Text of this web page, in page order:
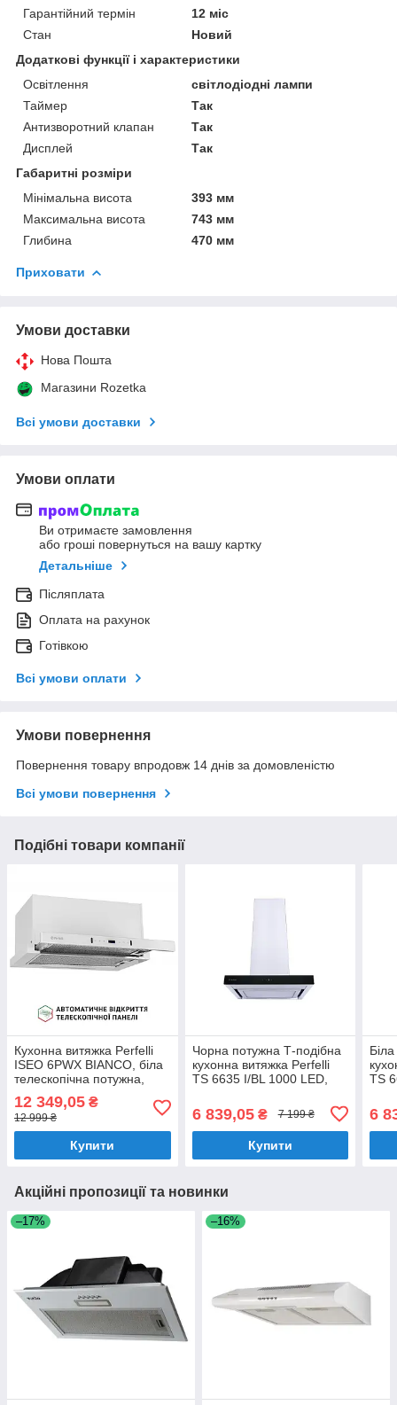
Гарантійний термін
12 міс
Стан
Новий
Додаткові функції і характеристики
Освітлення
світлодіодні лампи
Таймер
Так
Антизворотний клапан
Так
Дисплей
Так
Габаритні розміри
Мінімальна висота
393 мм
Максимальна висота
743 мм
Глибина
470 мм
Приховати
Умови доставки
Нова Пошта
Магазини Rozetka
Всі умови доставки
Умови оплати
Ви отримаєте замовлення
або гроші повернуться на вашу картку
Детальніше
Післяплата
Оплата на рахунок
Готівкою
Всі умови оплати
Умови повернення
Повернення товару впродовж 14 днів за домовленістю
Всі умови повернення
Подібні товари компанії
Кухонна витяжка Perfelli
ISEO 6PWX BIANCO, біла
телескопічна потужна,
см, 1200 куб.м.
12 349,05 ₴
12 999 ₴
Купити
Чорна потужна Т-подібна
кухонна витяжка Perfelli
TS 6635 I/BL 1000 LED,
см
6 839,05₴ 7 199 ₴
Купити
TS
см
6
Акційні пропозиції та новинки
–17% –16%